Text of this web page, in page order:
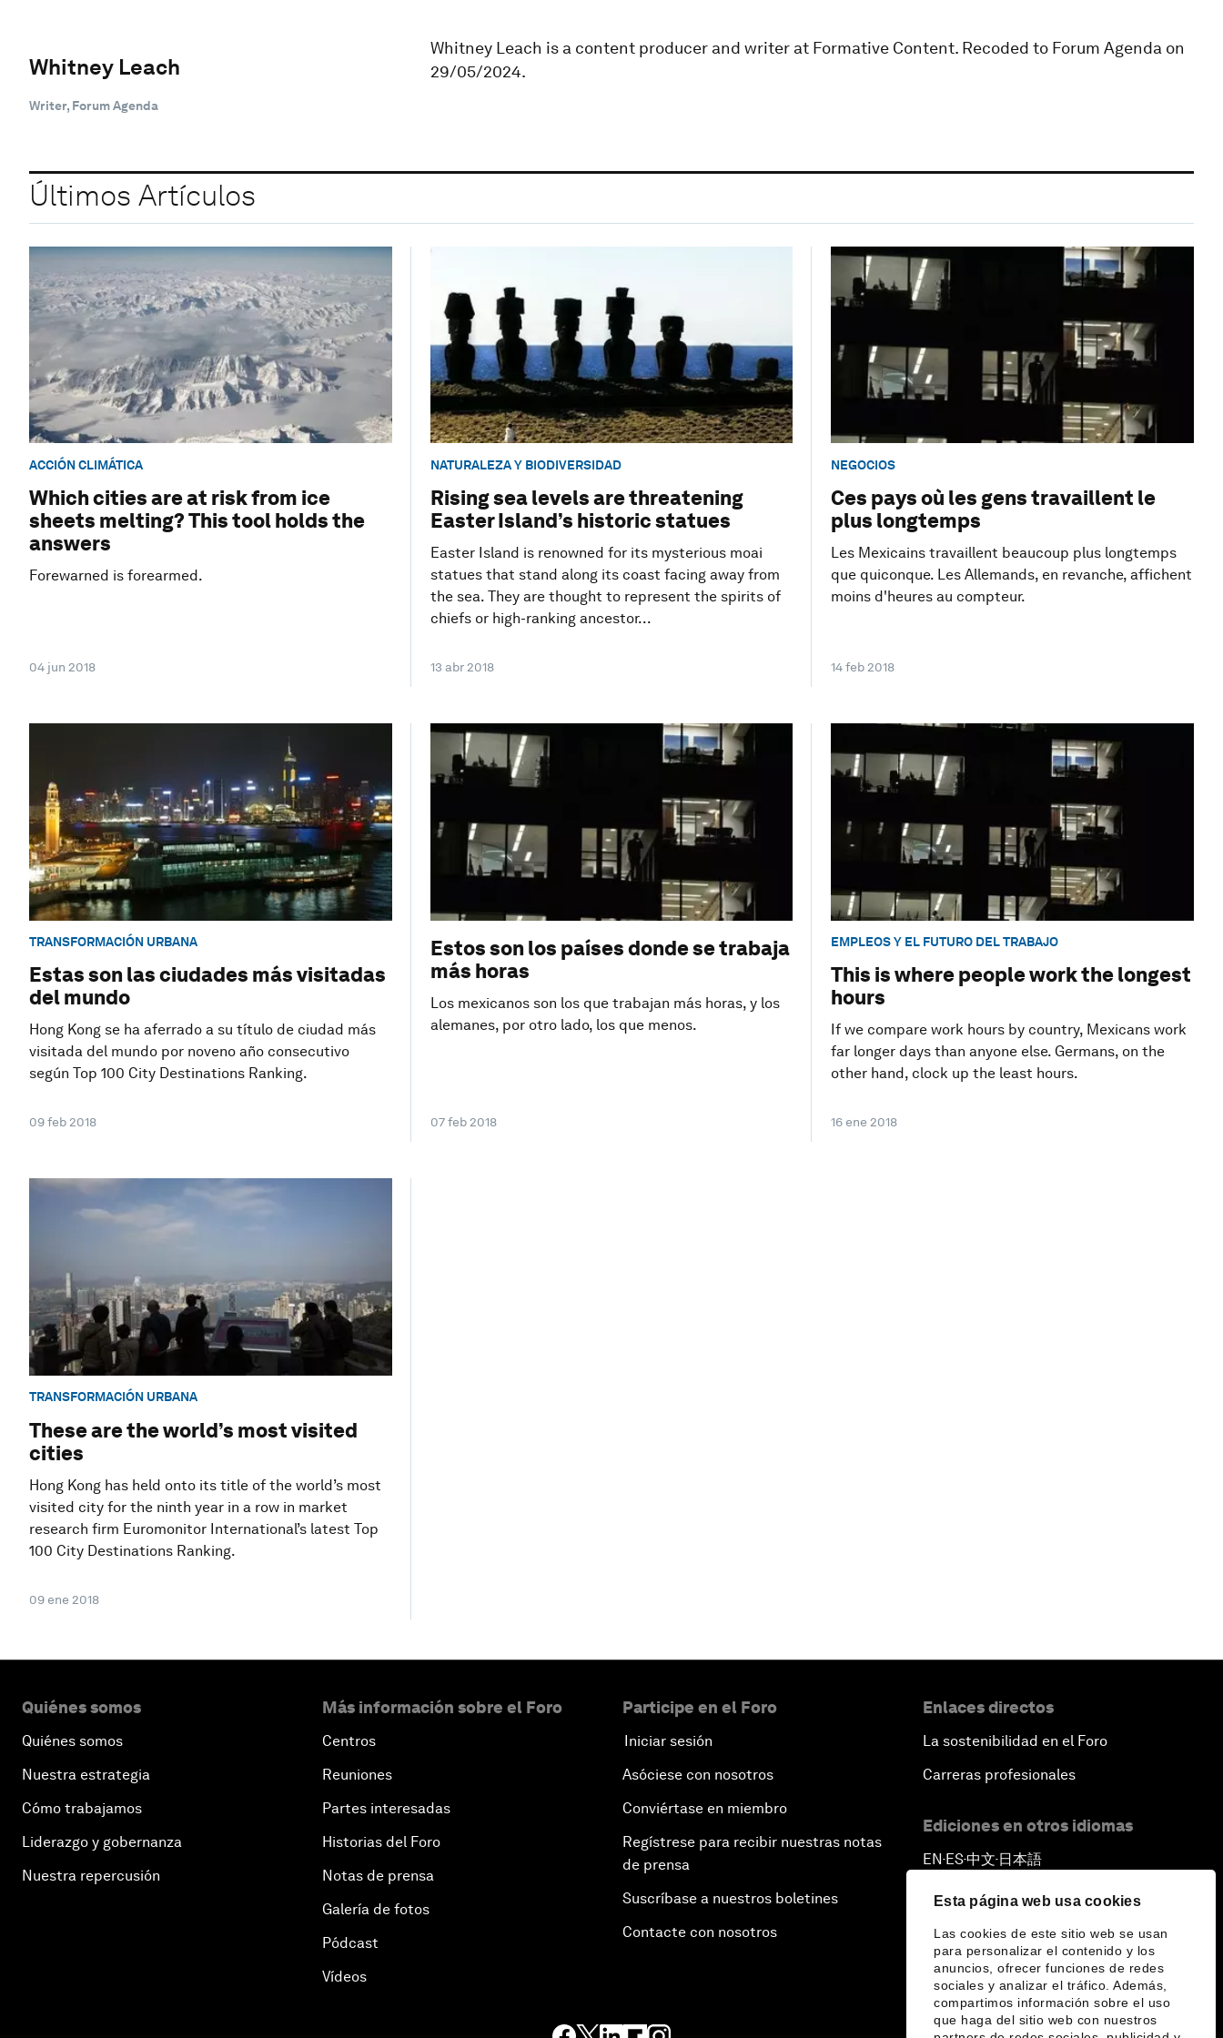
Esta página web usa cookies
Las cookies de este sitio web se usan
para personalizar el contenido y los
anuncios, ofrecer funciones de redes
sociales y analizar el tráfico. Además,
compartimos información sobre el uso
que haga del sitio web con nuestros
Whitney Leach
Writer, Forum Agenda
Whitney Leach is a content producer and writer at Formative Content. Recoded to Forum Agenda on
29/05/2024.
Últimos Artículos
ACCIÓN CLIMÁTICA
Which cities are at risk from ice
sheets melting? This tool holds the
answers
Forewarned is forearmed.
04 jun 2018
NATURALEZA Y BIODIVERSIDAD
Rising sea levels are threatening
Easter Island’s historic statues
Easter Island is renowned for its mysterious moai
statues that stand along its coast facing away from
the sea. They are thought to represent the spirits of
chiefs or high-ranking ancestor...
13 abr 2018
NEGOCIOS
Ces pays où les gens travaillent le
plus longtemps
Les Mexicains travaillent beaucoup plus longtemps
que quiconque. Les Allemands, en revanche, affichent
moins d'heures au compteur.
14 feb 2018
TRANSFORMACIÓN URBANA
Estas son las ciudades más visitadas
del mundo
Hong Kong se ha aferrado a su título de ciudad más
visitada del mundo por noveno año consecutivo
según Top 100 City Destinations Ranking.
09 feb 2018
Estos son los países donde se trabaja
más horas
Los mexicanos son los que trabajan más horas, y los
alemanes, por otro lado, los que menos.
07 feb 2018
EMPLEOS Y EL FUTURO DEL TRABAJO
This is where people work the longest
hours
If we compare work hours by country, Mexicans work
far longer days than anyone else. Germans, on the
other hand, clock up the least hours.
16 ene 2018
TRANSFORMACIÓN URBANA
These are the world’s most visited
cities
Hong Kong has held onto its title of the world’s most
visited city for the ninth year in a row in market
research firm Euromonitor International’s latest Top
100 City Destinations Ranking.
09 ene 2018
Quiénes somos
Quiénes somos
Nuestra estrategia
Cómo trabajamos
Liderazgo y gobernanza
Nuestra repercusión
Más información sobre el Foro
Centros
Reuniones
Partes interesadas
Historias del Foro
Notas de prensa
Galería de fotos
Pódcast
Vídeos
Participe en el Foro
Iniciar sesión
Asóciese con nosotros
Conviértase en miembro
Regístrese para recibir nuestras notas
de prensa
Suscríbase a nuestros boletines
Contacte con nosotros
Enlaces directos
La sostenibilidad en el Foro
Carreras profesionales
Ediciones en otros idiomas
EN ▪ES▪中文▪ 日本語